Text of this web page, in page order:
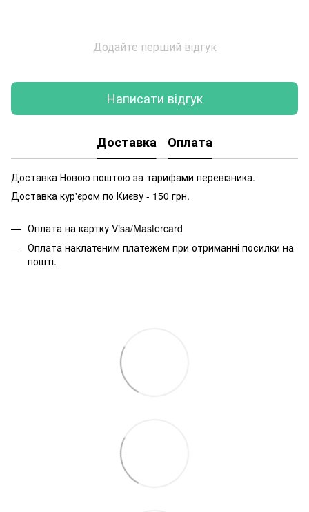
Додайте перший відгук
Написати відгук
Доставка Оплата
Доставка Новою поштою за тарифами перевізника.
Доставка кур'єром по Києву - 150 грн.
Оплата на картку Visa/Mastercard
Оплата наклатеним платежем при отриманні посилки на
пошті.